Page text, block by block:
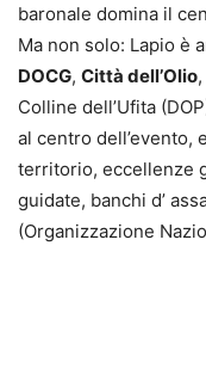
baronale domina il
Ma non solo: Lapio è
DOCG, Città dell’Olio
Colline dell’Ufita
al centro dell’evento,
territorio, eccellenze
guidate, banchi d’
(Organizzazione